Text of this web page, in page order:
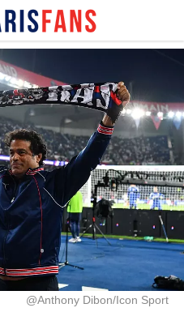
@Anthony Dibon/Icon Sport